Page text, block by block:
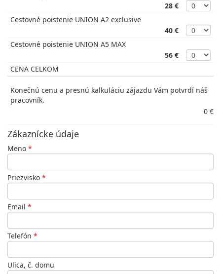
28 €
Cestovné poistenie UNION A2 exclusive
40 €
Cestovné poistenie UNION A5 MAX
56 €
CENA CELKOM
Konečnú cenu a presnú kalkuláciu zájazdu Vám potvrdí náš
pracovník.
0 €
Zákaznícke údaje
Meno *
Priezvisko *
Email *
Telefón *
Ulica, č. domu